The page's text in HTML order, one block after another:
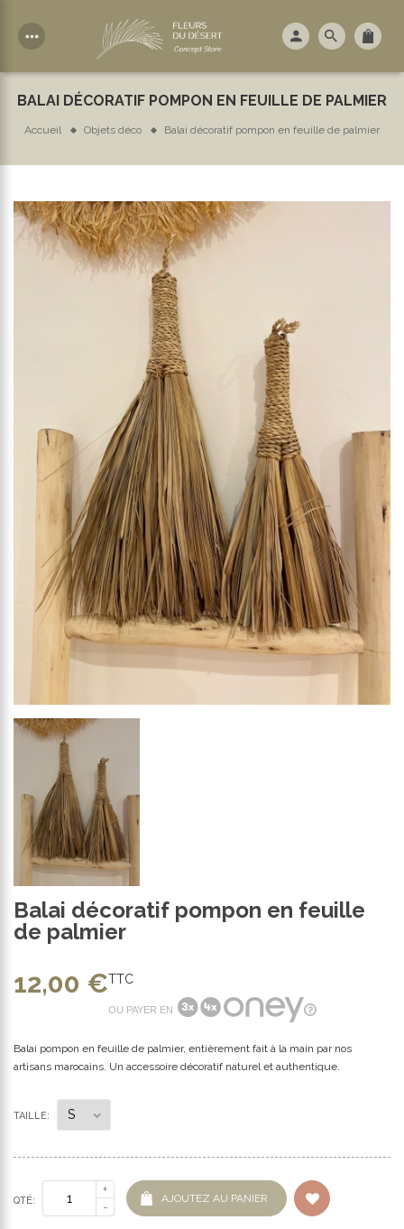
more_horiz
BALAI DÉCORATIF POMPON EN FEUILLE DE PALMIER
Accueil Objets déco Balai décoratif pompon en feuille de palmier
Balai décoratif pompon en feuille
de palmier
12,00 €TTC
OU PAYER EN
Balai pompon en feuille de palmier, entièrement fait à la main par nos
artisans marocains. Un accessoire décoratif naturel et authentique.
TAILLE:
QTÉ: AJOUTEZ AU PANIER